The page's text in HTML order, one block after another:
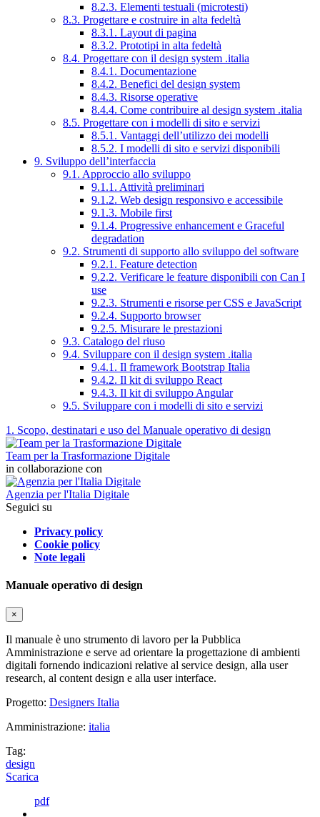
8.2.3. Elementi testuali (microtesti)
8.3. Progettare e costruire in alta fedeltà
8.3.1. Layout di pagina
8.3.2. Prototipi in alta fedeltà
8.4. Progettare con il design system .italia
8.4.1. Documentazione
8.4.2. Benefici del design system
8.4.3. Risorse operative
8.4.4. Come contribuire al design system .italia
8.5. Progettare con i modelli di sito e servizi
8.5.1. Vantaggi dell’utilizzo dei modelli
8.5.2. I modelli di sito e servizi disponibili
9. Sviluppo dell’interfaccia
9.1. Approccio allo sviluppo
9.1.1. Attività preliminari
9.1.2. Web design responsivo e accessibile
9.1.3. Mobile first
9.1.4. Progressive enhancement e Graceful
degradation
9.2. Strumenti di supporto allo sviluppo del software
9.2.1. Feature detection
9.2.2. Verificare le feature disponibili con Can I
use
9.2.3. Strumenti e risorse per CSS e JavaScript
9.2.4. Supporto browser
9.2.5. Misurare le prestazioni
9.3. Catalogo del riuso
9.4. Sviluppare con il design system .italia
9.4.1. Il framework Bootstrap Italia
9.4.2. Il kit di sviluppo React
9.4.3. Il kit di sviluppo Angular
9.5. Sviluppare con i modelli di sito e servizi
1. Scopo, destinatari e uso del Manuale operativo di design
Team per la Trasformazione Digitale
in collaborazione con
Agenzia per l'Italia Digitale
Seguici su
Privacy policy
Cookie policy
Note legali
Manuale operativo di design
×
Il manuale è uno strumento di lavoro per la Pubblica
Amministrazione e serve ad orientare la progettazione di ambienti
digitali fornendo indicazioni relative al service design, alla user
research, al content design e alla user interface.
Progetto: Designers Italia
Amministrazione: italia
Tag:
design
Scarica
pdf